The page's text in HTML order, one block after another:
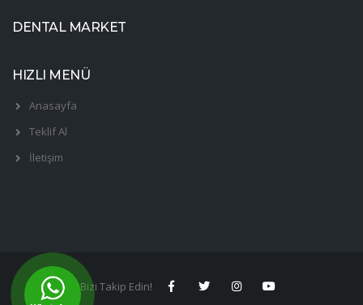
DENTAL MARKET
HIZLI MENÜ
Anasayfa
Teklif Al
İletişim
Bizi Takip Edin!